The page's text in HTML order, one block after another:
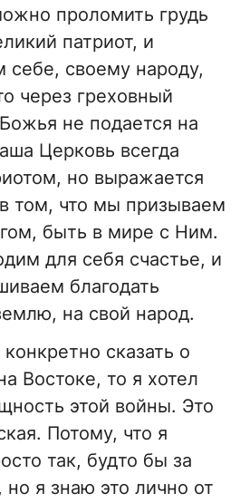
проломить грудь
патриот, и
себе, своему народу,
через греховный
не подается на
Церковь всегда
но выражается
том, что мы призываем
быть в мире с Ним.
для себя счастье, и
благодать
на свой народ.
сказать о
Востоке, то я хотел
этой войны. Это
Потому, что я
так, будто бы за
но я знаю это лично от